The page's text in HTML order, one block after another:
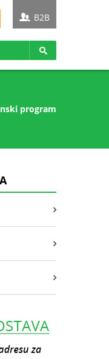
program
B2B